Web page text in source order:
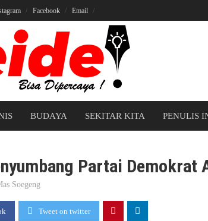
Facebook Email
BUDAYA SEKITAR KITA PENULIS
Partai Demokrat
Soegeng
Tweet on twitter